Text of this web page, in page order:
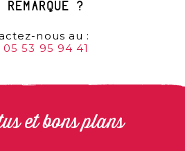
remarque ?
nous au :
05 53 95 94 41
et bons plans